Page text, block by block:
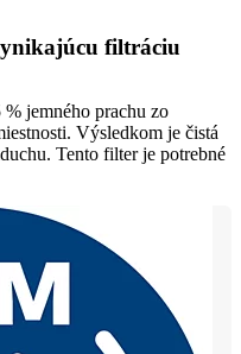
filtráciu
jemného prachu zo
Výsledkom je čistá
Tento filter je potrebné